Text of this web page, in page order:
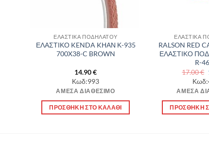
ΕΛΑΣΤΙΚΑ ΠΟΔΗΛΑΤΟΥ
ΕΛΑΣΤΙΚΟ KENDA KΗΑΝ Κ-935
700X38-C BROWN
14.90€
Κωδ:993
ΆΜΕΣΑ ΔΙΑΘΈΣΙΜΟ
ΠΡΟΣΘΉΚΗ ΣΤΟ ΚΑΛΆΘΙ
ΕΛΑΣΤΙΚΑ
RALSON RED
ΕΛΑΣΤΙΚΟ
R-
17.00€
ΆΜΕΣΑ
ΠΡΟΣΘΉΚΗ